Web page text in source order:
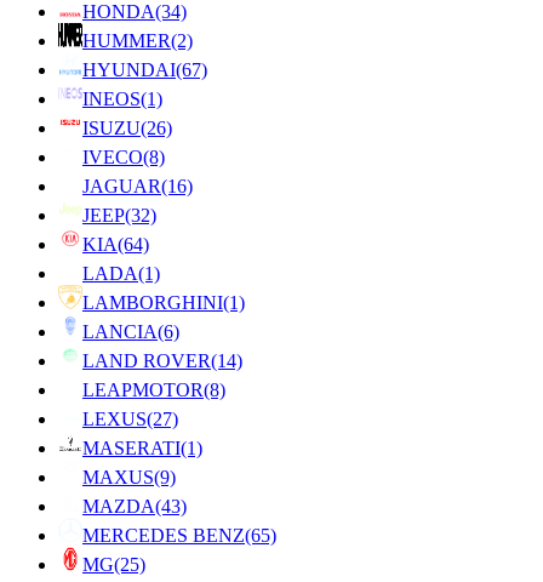
HONDA(34)
HUMMER(2)
HYUNDAI(67)
INEOS(1)
ISUZU(26)
IVECO(8)
JAGUAR(16)
JEEP(32)
KIA(64)
LADA(1)
LAMBORGHINI(1)
LANCIA(6)
LAND ROVER(14)
LEAPMOTOR(8)
LEXUS(27)
MASERATI(1)
MAXUS(9)
MAZDA(43)
MERCEDES BENZ(65)
MG(25)